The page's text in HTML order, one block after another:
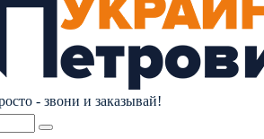
- звони и заказывай!